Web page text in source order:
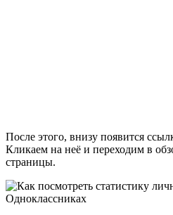
После этого, внизу появится
Кликаем на неё и переходим в
страницы.